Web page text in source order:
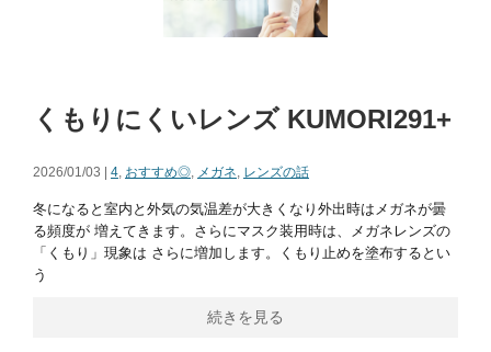
くもりにくいレンズ KUMORI291+
2026/01/03 | 4 おすすめ◎ メガネ レンズの話
冬になると室内と外気の気温差が大きくなり外出時はメガネが曇
る頻度が 増えてきます。さらにマスク装用時は、メガネレンズの
「くもり」現象は さらに増加します。くもり止めを塗布するとい
う
続きを見る